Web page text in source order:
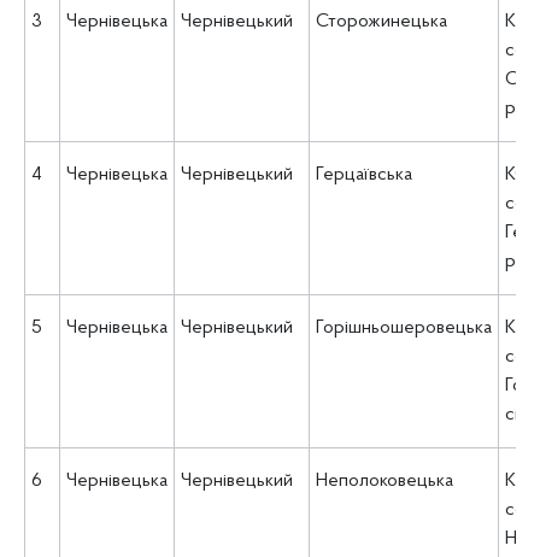
3 Чернівецька Чернівецький Сторожинецька
4 Чернівецька Чернівецький Герцаївська
КО
5 Чернівецька Чернівецький Горішньошеровецька
КУ
6 Чернівецька Чернівецький Неполоковецька
КУ